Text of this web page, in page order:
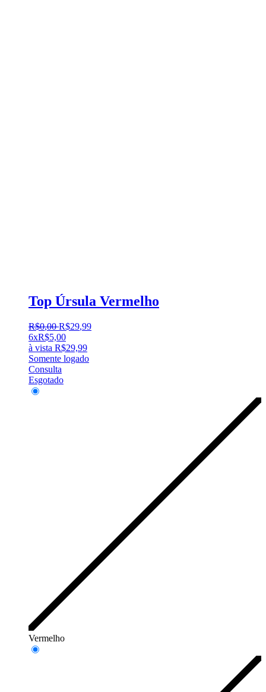
Top Úrsula Vermelho
R$0,00 R$29,99
6xR$5,00
à vista R$29,99
Somente logado
Consulta
Esgotado
Vermelho